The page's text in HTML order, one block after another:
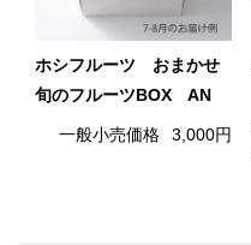
ホシフルーツ おまかせ
旬のフルーツBOX AN
一般小売価格 3,000円